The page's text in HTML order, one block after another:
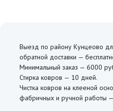
Выезд по району Кунцеово
обратной доставки —
Минимальный заказ — 6000
Стирка ковров — 10 дней.
Чистка ковров на клееной
фабричных и ручной работы